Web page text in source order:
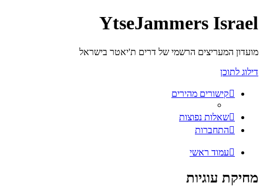
YtseJammers Israel
מועדון המעריצים הרשמי של דרים ת'יאטר בישראל
דילוג לתוכן
קישורים מהירים
שאלות נפוצות
התחברות
עמוד ראשי
מחיקת עוגיות